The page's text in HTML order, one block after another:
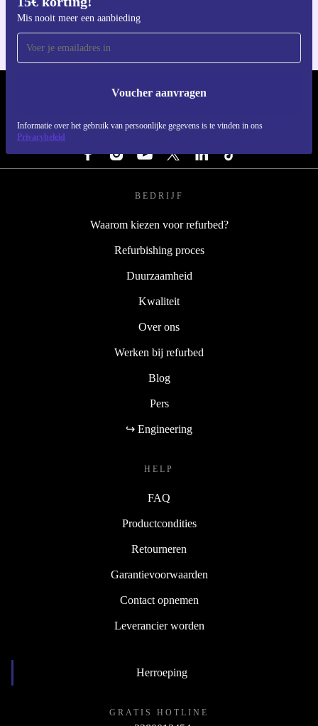
Mis nooit meer een aanbieding
Voucher aanvragen
Informatie over het gebruik van persoonlijke gegevens is te vinden in ons
Privacybeleid
REFURBED NEDERLAND - RETHINK NEW.
VOLG ONS
BEDRIJF
Waarom kiezen voor refurbed?
Refurbishing proces
Duurzaamheid
Kwaliteit
Over ons
Werken bij refurbed
Blog
Pers
↪ Engineering
HELP
FAQ
Productcondities
Retourneren
Garantievoorwaarden
Contact opnemen
Leverancier worden
Herroeping
GRATIS HOTLINE